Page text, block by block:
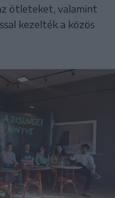
ötleteket, valamint
kezelték a közös